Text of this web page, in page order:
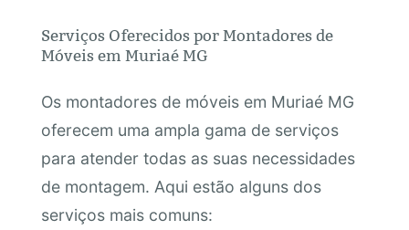
Serviços Oferecidos por Montadores de
Móveis em Muriaé MG
Os montadores de móveis em Muriaé MG
oferecem uma ampla gama de serviços
para atender todas as suas necessidades
de montagem. Aqui estão alguns dos
serviços mais comuns: